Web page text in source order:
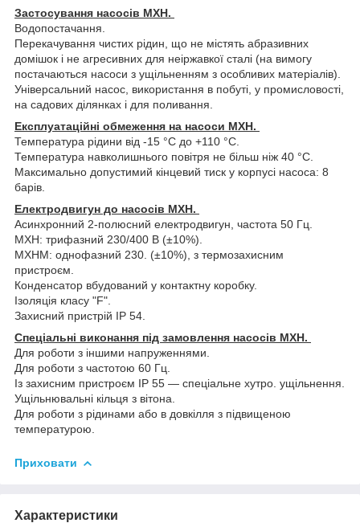
Застосування насосів MXH.
Водопостачання.
Перекачування чистих рідин, що не містять абразивних
домішок і не агресивних для неіржавкої сталі (на вимогу
постачаються насоси з ущільненням з особливих матеріалів).
Універсальний насос, використання в побуті, у промисловості,
на садових ділянках і для поливання.
Експлуатаційні обмеження на насоси MXH.
Температура рідини від -15 °C до +110 °C.
Температура навколишнього повітря не більш ніж 40 °C.
Максимально допустимий кінцевий тиск у корпусі насоса: 8
барів.
Електродвигун до насосів MXH.
Асинхронний 2-полюсний електродвигун, частота 50 Гц.
MXH: трифазний 230/400 В (±10%).
MXHM: однофазний 230. (±10%), з термозахисним
пристроєм.
Конденсатор вбудований у контактну коробку.
Ізоляція класу "F".
Захисний пристрій IP 54.
Спеціальні виконання під замовлення насосів MXH.
Для роботи з іншими напруженнями.
Для роботи з частотою 60 Гц.
Із захисним пристроєм IP 55 — спеціальне хутро. ущільнення.
Ущільнювальні кільця з вітона.
Для роботи з рідинами або в довкілля з підвищеною
температурою.
Приховати
Характеристики